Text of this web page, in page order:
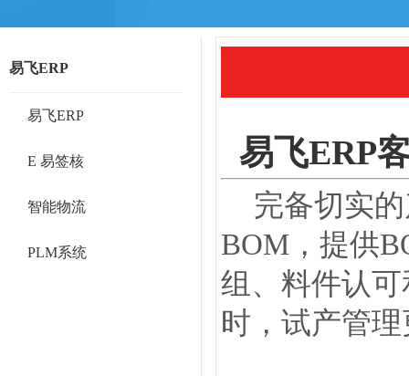
易飞ERP
易飞ERP
E 易签核
智能物流
PLM系统
易飞ERP
完备切实
BOM，提供
组、料件认
时，试产管